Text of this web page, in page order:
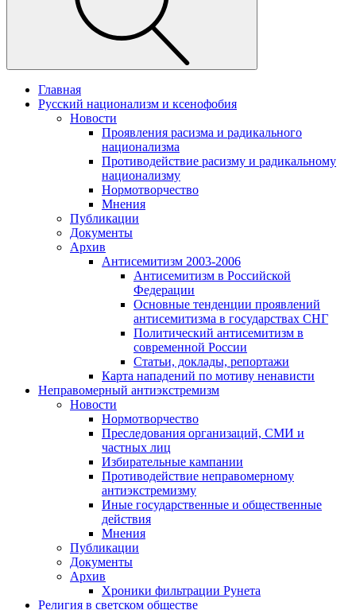
Главная
Русский национализм и ксенофобия
Новости
Проявления расизма и радикального
национализма
Противодействие расизму и радикальному
национализму
Нормотворчество
Мнения
Публикации
Документы
Архив
Антисемитизм 2003-2006
Антисемитизм в Российской
Федерации
Основные тенденции проявлений
антисемитизма в государствах СНГ
Политический антисемитизм в
современной России
Статьи, доклады, репортажи
Карта нападений по мотиву ненависти
Неправомерный антиэкстремизм
Новости
Нормотворчество
Преследования организаций, СМИ и
частных лиц
Избирательные кампании
Противодействие неправомерному
антиэкстремизму
Иные государственные и общественные
действия
Мнения
Публикации
Документы
Архив
Хроники фильтрации Рунета
Религия в светском обществе